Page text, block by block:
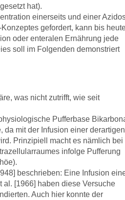
hat).
einerseits und einer
gefordert, kann bis
oder enteralen Ernährung jede
soll im Folgenden demonstriert
was nicht zutrifft, wie seit
Pufferbase
mit der Infusion einer derartigen
Prinzipiell macht es nämlich bei
infolge Pufferung
beschrieben: Eine Infusion
al. [1966] haben diese Versuche
Auch hier konnte der